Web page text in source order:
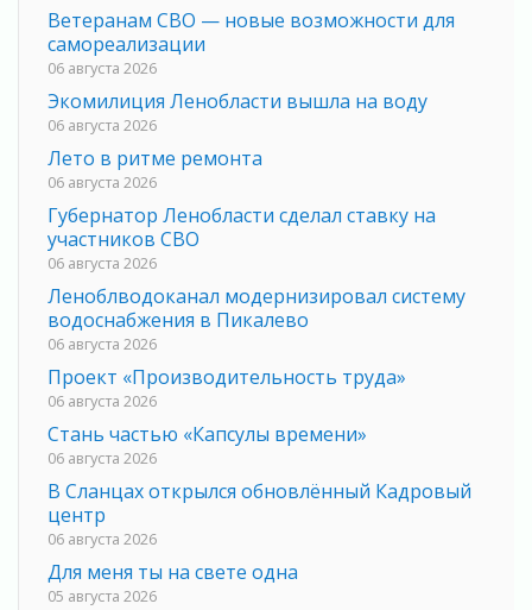
Ветеранам СВО — новые возможности для
самореализации
06 августа 2026
Экомилиция Ленобласти вышла на воду
06 августа 2026
Лето в ритме ремонта
06 августа 2026
Губернатор Ленобласти сделал ставку на
участников СВО
06 августа 2026
Леноблводоканал модернизировал систему
водоснабжения в Пикалево
06 августа 2026
Проект «Производительность труда»
06 августа 2026
Стань частью «Капсулы времени»
06 августа 2026
В Сланцах открылся обновлённый Кадровый
центр
06 августа 2026
Для меня ты на свете одна
05 августа 2026